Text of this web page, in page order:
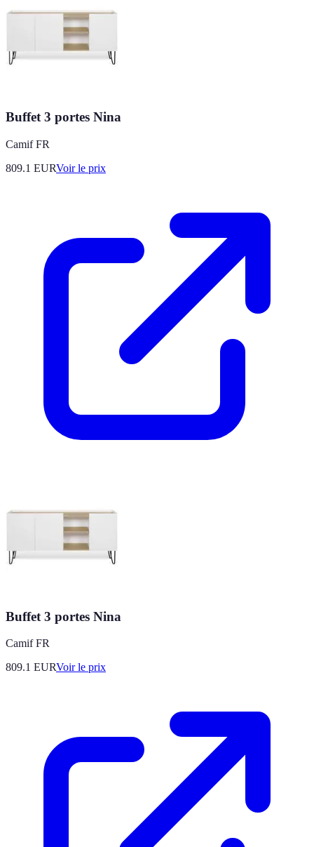
Buffet 3 portes Nina
Camif FR
809.1 EURVoir le prix
Buffet 3 portes Nina
Camif FR
809.1 EURVoir le prix